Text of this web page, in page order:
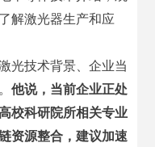
解激光器生产和应
光技术背景、企业当
他说，当前企业正处
校科研院所相关专业
资源整合，建议加速